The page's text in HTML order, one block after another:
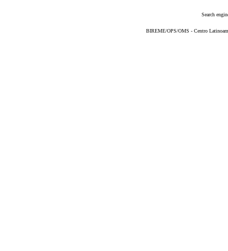
Search
BIREME/OPS/OMS - Centro